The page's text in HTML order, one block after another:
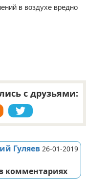
в воздухе вредно
с друзьями:
Гуляев 26-01-2019
комментариях